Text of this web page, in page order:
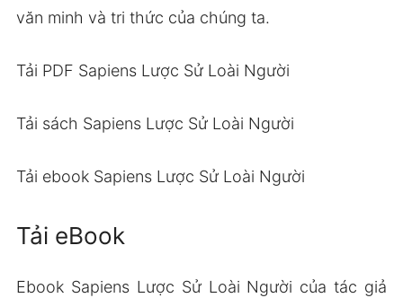
văn minh và tri thức của chúng ta.
Tải PDF Sapiens Lược Sử Loài Người
Tải sách Sapiens Lược Sử Loài Người
Tải ebook Sapiens Lược Sử Loài Người
Tải eBook
Ebook Sapiens Lược Sử Loài Người của tác giả